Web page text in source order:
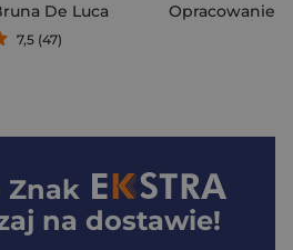
De Luca
7,5 (47)
Znak
na dostawie!